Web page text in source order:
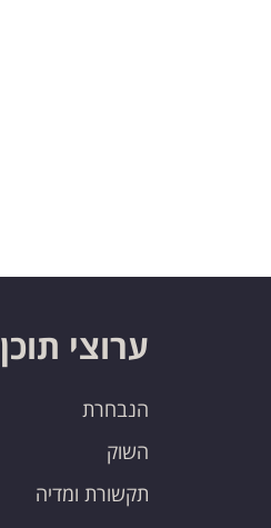
ערוצי תוכן
הנבחרת
השוק
תקשורת ומדיה